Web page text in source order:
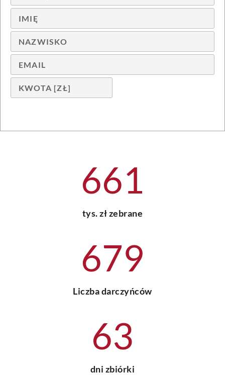
661
tys. zł zebrane
679
Liczba darczyńców
63
dni zbiórki